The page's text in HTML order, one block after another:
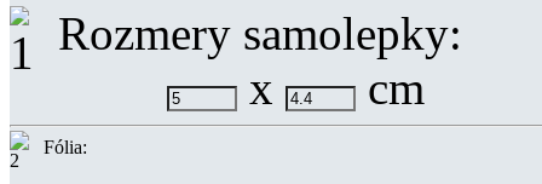
Rozmery samolepky:
x
cm
Fólia: